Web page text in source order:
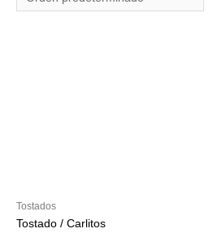
Tostados
Tostado / Carlitos